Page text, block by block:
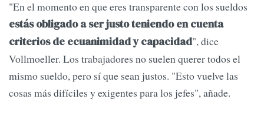
"En el momento en que eres transparente con los sueldos
estás obligado a ser justo teniendo en cuenta
criterios de ecuanimidad y capacidad", dice
Vollmoeller. Los trabajadores no suelen querer todos el
mismo sueldo, pero sí que sean justos. "Esto vuelve las
cosas más difíciles y exigentes para los jefes", añade.